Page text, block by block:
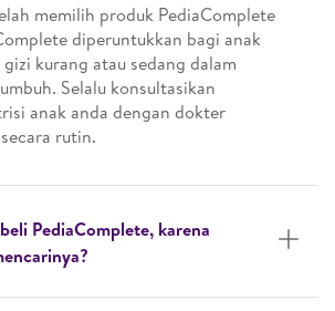
memilih produk PediaComplete
diperuntukkan bagi anak
kurang atau sedang dalam
Selalu konsultasikan
anak anda dengan dokter
rutin.
PediaComplete, karena